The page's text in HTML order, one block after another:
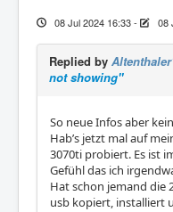
08 Jul 2024 16:33- 08
Replied by
not showing"
So neue Infos aber
Hab’s jetzt mal auf
3070ti probiert. Es ist
Gefühl das ich
Hat schon jemand die
usb kopiert, installiert